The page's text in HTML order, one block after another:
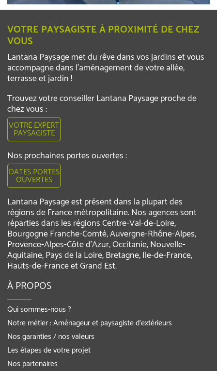
VOTRE PAYSAGISTE À PROXIMITÉ DE CHEZ
VOUS
Lantana Paysage met du rêve dans vos jardins et vous
accompagne dans l’aménagement de votre allée,
terrasse et jardin !
Trouvez votre conseiller Lantana Paysage proche de
chez vous :
VOTRE EXPERT
PAYSAGISTE
Nos prochaines portes ouvertes :
DATES PORTES
OUVERTES
Lantana Paysage est présent dans la plupart des
régions de France métropolitaine. Nos agences sont
réparties dans les régions Centre-Val-de-Loire,
Bourgogne Franche-Comté, Auvergne-Rhône-Alpes,
Provence-Alpes-Côte d'Azur, Occitanie, Nouvelle-
Aquitaine, Pays de la Loire, Bretagne, Ile-de-France,
Hauts-de-France et Grand Est.
À PROPOS
Qui sommes-nous ?
Notre métier : Aménageur et paysagiste d’extérieurs
Nos garanties / nos valeurs
Les étapes de votre projet
Nos partenaires